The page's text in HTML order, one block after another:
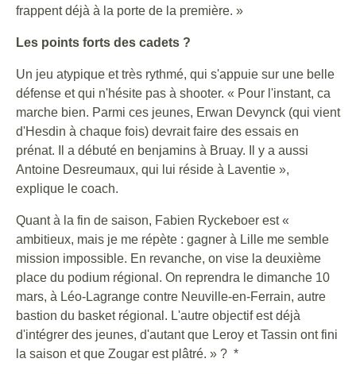
frappent déjà à la porte de la première. »
Les points forts des cadets ?
Un jeu atypique et très rythmé, qui s'appuie sur une belle
défense et qui n'hésite pas à shooter. « Pour l'instant, ca
marche bien. Parmi ces jeunes, Erwan Devynck (qui vient
d'Hesdin à chaque fois) devrait faire des essais en
prénat. Il a débuté en benjamins à Bruay. Il y a aussi
Antoine Desreumaux, qui lui réside à Laventie »,
explique le coach.
Quant à la fin de saison, Fabien Ryckeboer est «
ambitieux, mais je me répète : gagner à Lille me semble
mission impossible. En revanche, on vise la deuxième
place du podium régional. On reprendra le dimanche 10
mars, à Léo-Lagrange contre Neuville-en-Ferrain, autre
bastion du basket régional. L'autre objectif est déjà
d'intégrer des jeunes, d'autant que Leroy et Tassin ont fini
la saison et que Zougar est plâtré. » ? *